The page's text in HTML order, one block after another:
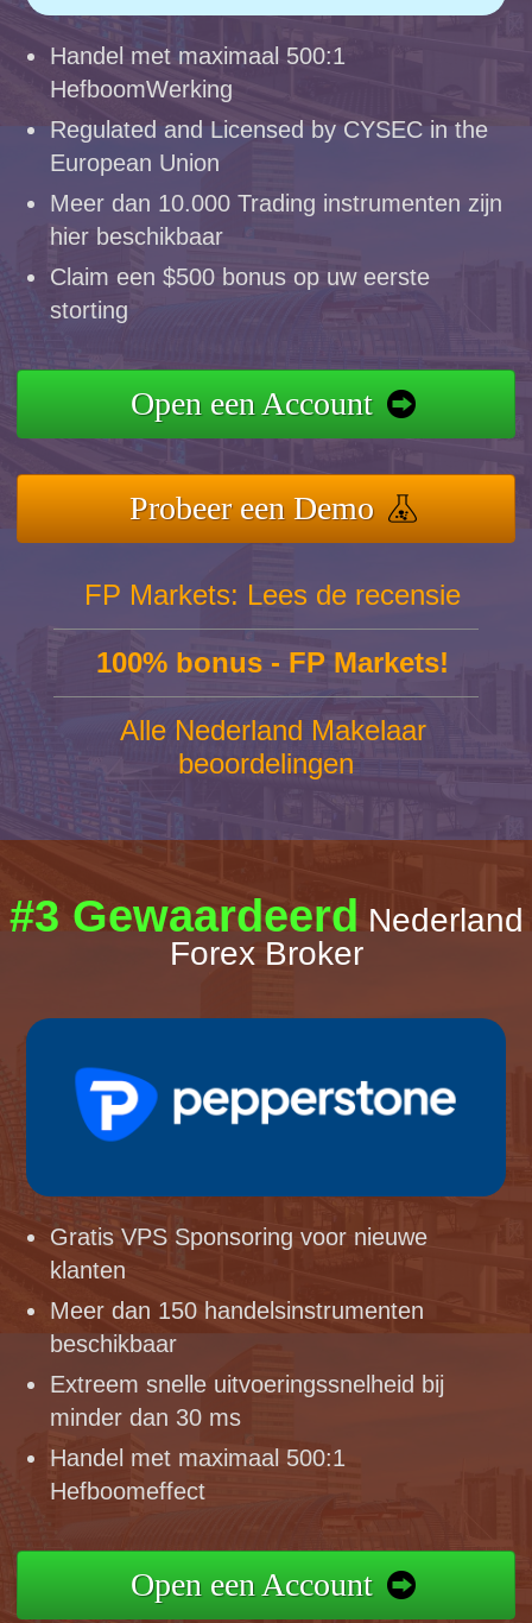
Handel met maximaal 500:1
HefboomWerking
Regulated and Licensed by CYSEC in the
European Union
Meer dan 10.000 Trading instrumenten zijn
hier beschikbaar
Claim een $500 bonus op uw eerste
storting
Open een Account
Probeer een Demo
FP Markets: Lees de recensie
100% bonus - FP Markets!
Alle Nederland Makelaar
beoordelingen
#3 Gewaardeerd Nederland
Forex Broker
Gratis VPS Sponsoring voor nieuwe
klanten
Meer dan 150 handelsinstrumenten
beschikbaar
Extreem snelle uitvoeringssnelheid bij
minder dan 30 ms
Handel met maximaal 500:1
Hefboomeffect
Open een Account